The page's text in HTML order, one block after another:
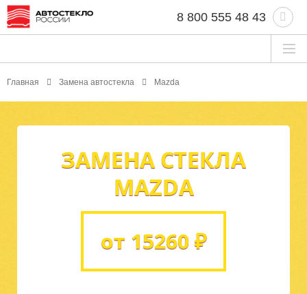
8 800 555 48 43
Главная Замена автостекла Mazda
ЗАМЕНА СТЕКЛА
MAZDA
от 15260 ₽